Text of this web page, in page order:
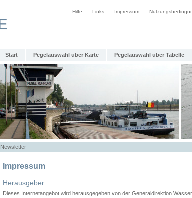
Hilfe Links Impressum
Start Pegelauswahl über Karte Pegelauswahl über Tabelle
Newsletter
Impressum
Herausgeber
Dieses Internetangebot wird herausgegeben von der Generaldirektion